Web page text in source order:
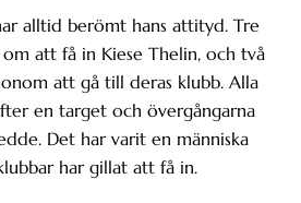
alltid berömt hans attityd. Tre
att få in Kiese Thelin, och två
att gå till deras klubb. Alla
en target och övergångarna
Det har varit en människa
har gillat att få in.